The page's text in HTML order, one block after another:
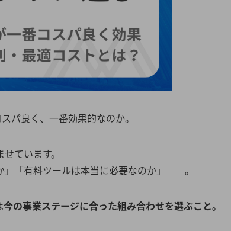
パ良く、一番効果的なのか。
ています。
」「有料ツールは本当に必要なのか」——。
今の事業ステージに合った組み合わせを選ぶこと。